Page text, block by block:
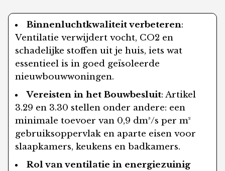
Binnenluchtkwaliteit verbeteren:
Ventilatie verwijdert vocht, CO2 en
schadelijke stoffen uit je huis, iets wat
essentieel is in goed geïsoleerde
nieuwbouwwoningen.
Vereisten in het Bouwbesluit: Artikel
3.29 en 3.30 stellen onder andere: een
minimale toevoer van 0,9 dm³/s per m²
gebruiksoppervlak en aparte eisen voor
slaapkamers, keukens en badkamers.
Rol van ventilatie in energiezuinig